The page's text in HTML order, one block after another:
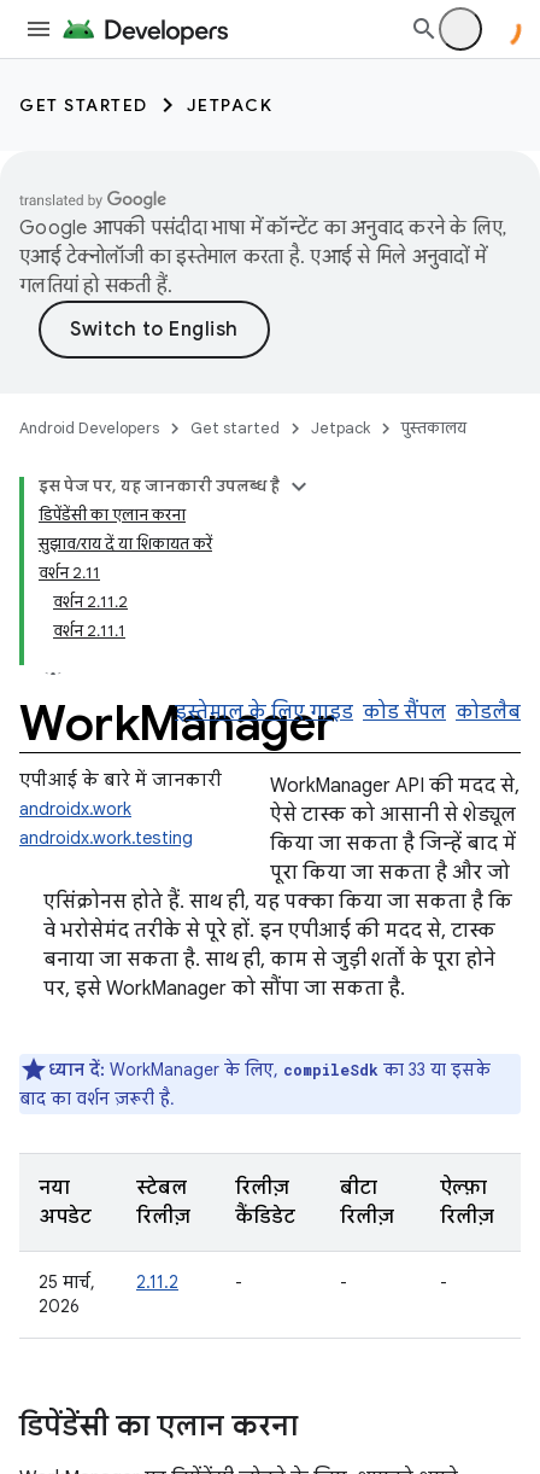
GET STARTED JETPACK
Google आपकी पसंदीदा भाषा में कॉन्टेंट का अनुवाद करने के लिए,
एआई टेक्नोलॉजी का इस्तेमाल करता है. एआई से मिले अनुवादों में
गलतियां हो सकती हैं.
Android Developers Get started Jetpack पुस्तकालय
इस पेज पर, यह जानकारी उपलब्ध है
डिपेंडेंसी का एलान करना
सुझाव/राय दें या शिकायत करें
वर्शन 2.11
वर्शन 2.11.2
वर्शन 2.11.1
WorkManager
इस्तेमाल के लिए गाइड कोड सैंपल कोडलैब
एपीआई के बारे में जानकारी
androidx.work
androidx.work.testing
WorkManager API की मदद से,
ऐसे टास्क को आसानी से शेड्यूल
किया जा सकता है जिन्हें बाद में
पूरा किया जा सकता है और जो
एसिंक्रोनस होते हैं. साथ ही, यह पक्का किया जा सकता है कि
वे भरोसेमंद तरीके से पूरे हों. इन एपीआई की मदद से, टास्क
बनाया जा सकता है. साथ ही, काम से जुड़ी शर्तों के पूरा होने
पर, इसे WorkManager को सौंपा जा सकता है.
ध्यान दें: WorkManager के लिए, compileSdk का 33 या इसके
बाद का वर्शन ज़रूरी है.
नया
अपडेट
स्टेबल
रिलीज़
रिलीज़
कैंडिडेट
बीटा
रिलीज़
ऐल्फ़ा
रिलीज़
25 मार्च,
2026
2.11.2 - - -
डिपेंडेंसी का एलान करना